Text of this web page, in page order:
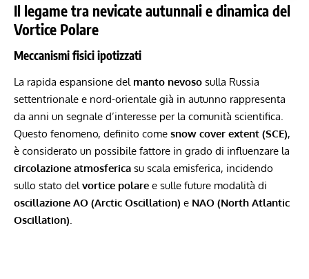
Il legame tra nevicate autunnali e dinamica del
Vortice Polare
Meccanismi fisici ipotizzati
La rapida espansione del manto nevoso sulla Russia
settentrionale e nord-orientale già in autunno rappresenta
da anni un segnale d’interesse per la comunità scientifica.
Questo fenomeno, definito come snow cover extent (SCE),
è considerato un possibile fattore in grado di influenzare la
circolazione atmosferica su scala emisferica, incidendo
sullo stato delvortice polare e sulle future modalità di
oscillazione AO (Arctic Oscillation) e NAO (North Atlantic
Oscillation).